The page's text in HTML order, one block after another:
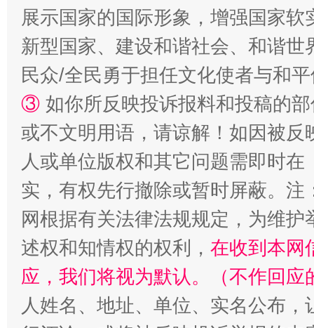
国家大学科技园优化重塑工作
扯下公款旅游的“隐身衣” 如何以
展示国家的国际形象，增强国家
新型国家、建设和谐社会、和谐
民众/全民勇于担任文化使者与和
③ 如你所反映投诉报料和投稿的
或不文明用语，请谅解！如因被
人或单位版权和其它问题需即时在
实，有权先行撤除或暂时屏蔽。
网根据有关法律法规规定，为维
述权和知情权的权利， 在收到本网
应，我们将视为默认。（不作回应
人姓名、地址、单位、实名公布